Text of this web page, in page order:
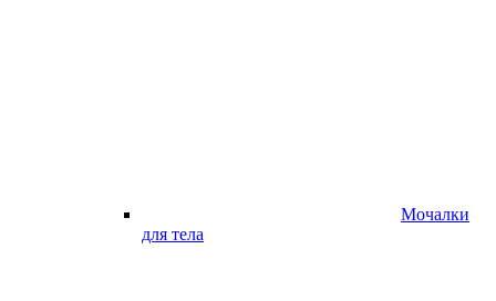
Мочалки
для тела